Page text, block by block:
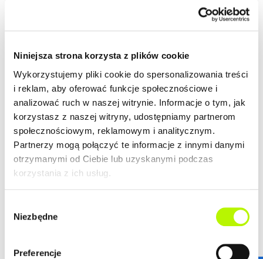
Niniejsza strona korzysta z plików cookie
Wykorzystujemy pliki cookie do spersonalizowania treści
i reklam, aby oferować funkcje społecznościowe i
analizować ruch w naszej witrynie. Informacje o tym, jak
korzystasz z naszej witryny, udostępniamy partnerom
społecznościowym, reklamowym i analitycznym.
Partnerzy mogą połączyć te informacje z innymi danymi
otrzymanymi od Ciebie lub uzyskanymi podczas
korzystania z ich usług.
zgody
Niezbędne
Preferencje
wysoki standard wykończenia, garaże podziemne
spełnią wymagania nawet najbardziej wymagających
DOWIEDZ SIĘ WIĘCEJ O LOKALIZACJI
więcej
ZALETY LOKALIZACJI
lokalizacja w centrum
nowoczesna architektura
piękne widoki na Rzeszów
GALERIA